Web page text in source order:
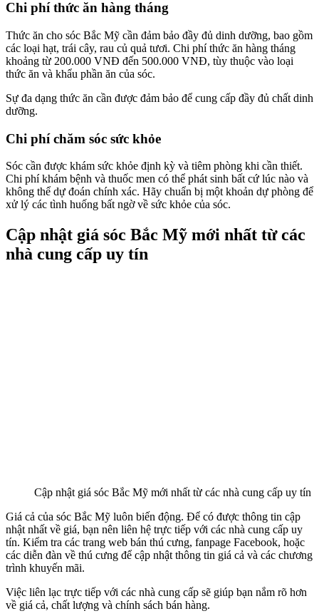
Chi phí thức ăn hàng tháng
Thức ăn cho sóc Bắc Mỹ cần đảm bảo đầy đủ dinh dưỡng, bao gồm
các loại hạt, trái cây, rau củ quả tươi. Chi phí thức ăn hàng tháng
khoảng từ 200.000 VNĐ đến 500.000 VNĐ, tùy thuộc vào loại
thức ăn và khẩu phần ăn của sóc.
Sự đa dạng thức ăn cần được đảm bảo để cung cấp đầy đủ chất dinh
dưỡng.
Chi phí chăm sóc sức khỏe
Sóc cần được khám sức khỏe định kỳ và tiêm phòng khi cần thiết.
Chi phí khám bệnh và thuốc men có thể phát sinh bất cứ lúc nào và
không thể dự đoán chính xác. Hãy chuẩn bị một khoản dự phòng để
xử lý các tình huống bất ngờ về sức khỏe của sóc.
Cập nhật giá sóc Bắc Mỹ mới nhất từ các
nhà cung cấp uy tín
Cập nhật giá sóc Bắc Mỹ mới nhất từ các nhà cung cấp uy tín
Giá cả của sóc Bắc Mỹ luôn biến động. Để có được thông tin cập
nhật nhất về giá, bạn nên liên hệ trực tiếp với các nhà cung cấp uy
tín. Kiểm tra các trang web bán thú cưng, fanpage Facebook, hoặc
các diễn đàn về thú cưng để cập nhật thông tin giá cả và các chương
trình khuyến mãi.
Việc liên lạc trực tiếp với các nhà cung cấp sẽ giúp bạn nắm rõ hơn
về giá cả, chất lượng và chính sách bán hàng.